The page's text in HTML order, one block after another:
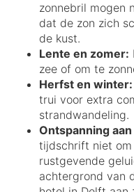
zonnebril mogen
dat de zon zich
de kust.
Lente en zomer:
zee of om te
Herfst en winter:
trui voor extra
strandwandeling.
Ontspanning
tijdschrift niet om
rustgevende
achtergrond van